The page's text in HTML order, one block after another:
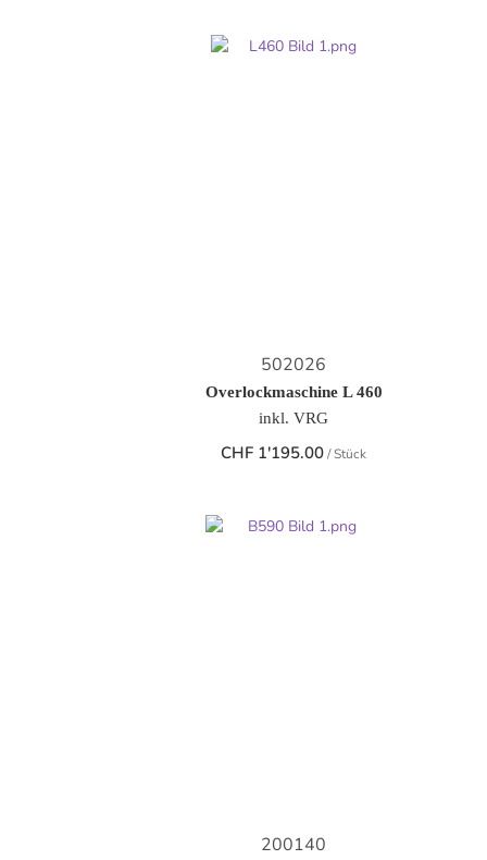
502026
Overlockmaschine L 460
inkl. VRG
CHF 1'195.00/ Stück
200140